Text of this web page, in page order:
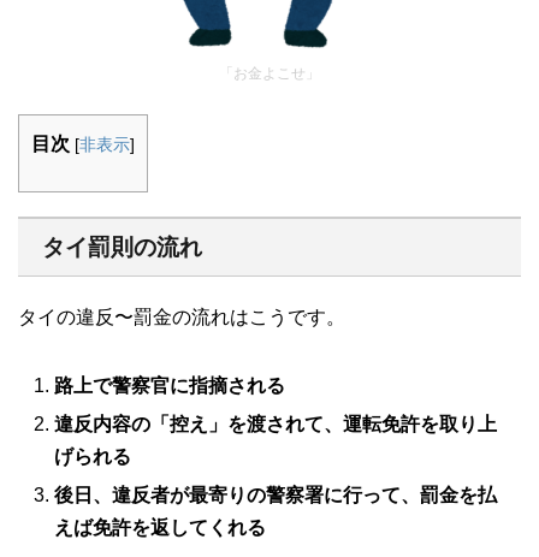
「お金よこせ」
目次 [非表示]
タイ罰則の流れ
タイの違反〜罰金の流れはこうです。
路上で警察官に指摘される
違反内容の「控え」を渡されて、運転免許を取り上
げられる
後日、違反者が最寄りの警察署に行って、罰金を払
えば免許を返してくれる